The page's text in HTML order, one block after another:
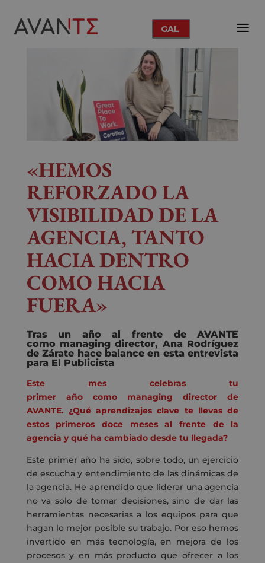
GAL
«HEMOS
REFORZADO LA
VISIBILIDAD DE LA
AGENCIA, TANTO
HACIA DENTRO
COMO HACIA
FUERA»
Tras un año al frente de AVANTE
como managing director, Ana Rodríguez
de Zárate hace balance en esta entrevista
para El Publicista
Este mescelebras tu
primeraño como managing director de
AVANTE.¿Qué aprendizajes clave te llevas de
estos primeros doce meses al frente de la
agencia y qué ha cambiado desde tu llegada?
Este primer año ha sido, sobre todo, un ejercicio
de escucha y entendimiento de las dinámicas de
la agencia. He aprendido que liderar una agencia
no va solo de tomar decisiones, sino de dar las
herramientas necesarias a los equipos para que
hagan lo mejor posible su trabajo. Por eso hemos
invertido en más tecnología, en mejora de los
procesos y en más producto que ofrecer a los